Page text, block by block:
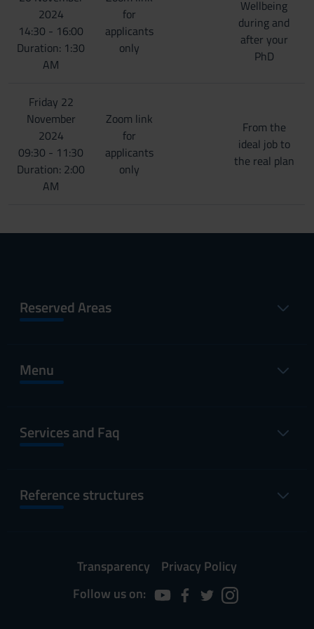
2024
14:30 - 16:00
Duration: 1:30
AM
for
applicants
only
Wellbeing
during and
after your
PhD
Friday 22
November
2024
09:30 - 11:30
Duration: 2:00
AM
Zoom link
for
applicants
only
From the
ideal job to
the real plan
Reserved Areas
Menu
Services and Faq
Reference structures
Transparency
Privacy Policy
Follow us on: